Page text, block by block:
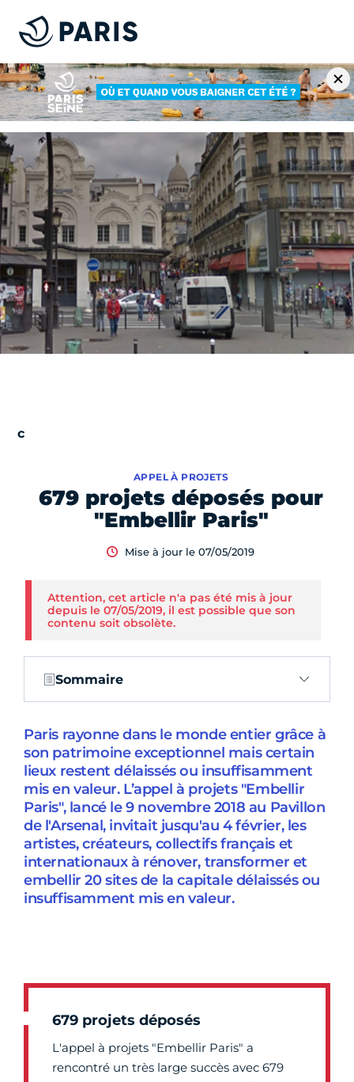
679 projets déposés pour
"Embellir Paris"
APPEL À PROJETS
Mise à jour le 07/05/2019
Attention, cet article n'a pas été mis à jour
depuis le 07/05/2019, il est possible que son
contenu soit obsolète.
Sommaire
Paris rayonne dans le monde entier grâce à
son patrimoine exceptionnel mais certain
lieux restent délaissés ou insuffisamment
mis en valeur. L’appel à projets "Embellir
Paris", lancé le 9 novembre 2018 au Pavillon
de l'Arsenal, invitait jusqu'au 4 février, les
artistes, créateurs, collectifs français et
internationaux à rénover, transformer et
embellir 20 sites de la capitale délaissés ou
insuffisamment mis en valeur.
679 projets déposés
L'appel à projets "Embellir Paris" a
rencontré un très large succès avec 679